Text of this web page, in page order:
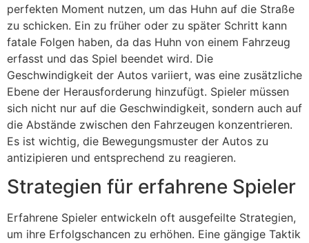
perfekten Moment nutzen, um das Huhn auf die Straße
zu schicken. Ein zu früher oder zu später Schritt kann
fatale Folgen haben, da das Huhn von einem Fahrzeug
erfasst und das Spiel beendet wird. Die
Geschwindigkeit der Autos variiert, was eine zusätzliche
Ebene der Herausforderung hinzufügt. Spieler müssen
sich nicht nur auf die Geschwindigkeit, sondern auch auf
die Abstände zwischen den Fahrzeugen konzentrieren.
Es ist wichtig, die Bewegungsmuster der Autos zu
antizipieren und entsprechend zu reagieren.
Strategien für erfahrene Spieler
Erfahrene Spieler entwickeln oft ausgefeilte Strategien,
um ihre Erfolgschancen zu erhöhen. Eine gängige Taktik